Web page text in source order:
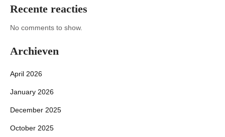
Recente reacties
No comments to show.
Archieven
April 2026
January 2026
December 2025
October 2025